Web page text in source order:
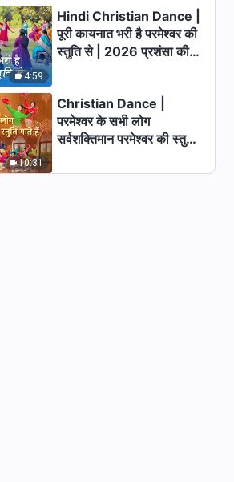
4:59
Hindi Christian Dance |
पूरी कायनात भरी है परमेश्वर की
स्तुति से | 2026 प्रशंसा की
10:31
Christian Dance |
परमेश्वर के सभी लोग
सर्वशक्तिमान परमेश्वर की स्तुति
आवाजें